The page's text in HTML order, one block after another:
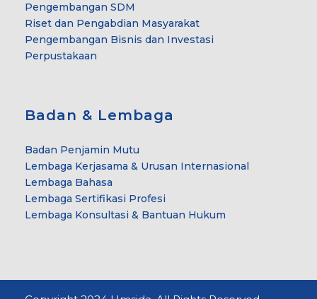
Pengembangan SDM
Riset dan Pengabdian Masyarakat
Pengembangan Bisnis dan Investasi
Perpustakaan
Badan & Lembaga
Badan Penjamin Mutu
Lembaga Kerjasama & Urusan Internasional
Lembaga Bahasa
Lembaga Sertifikasi Profesi
Lembaga Konsultasi & Bantuan Hukum